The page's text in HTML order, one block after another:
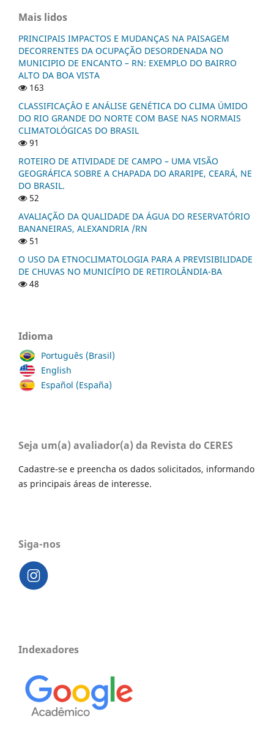
Mais lidos
PRINCIPAIS IMPACTOS E MUDANÇAS NA PAISAGEM
DECORRENTES DA OCUPAÇÃO DESORDENADA NO
MUNICIPIO DE ENCANTO – RN: EXEMPLO DO BAIRRO
ALTO DA BOA VISTA
163
CLASSIFICAÇÂO E ANÁLISE GENÉTICA DO CLIMA ÚMIDO
DO RIO GRANDE DO NORTE COM BASE NAS NORMAIS
CLIMATOLÓGICAS DO BRASIL
91
ROTEIRO DE ATIVIDADE DE CAMPO – UMA VISÃO
GEOGRÁFICA SOBRE A CHAPADA DO ARARIPE, CEARÁ, NE
DO BRASIL.
52
AVALIAÇÃO DA QUALIDADE DA ÁGUA DO RESERVATÓRIO
BANANEIRAS, ALEXANDRIA /RN
51
O USO DA ETNOCLIMATOLOGIA PARA A PREVISIBILIDADE
DE CHUVAS NO MUNICÍPIO DE RETIROLÂNDIA-BA
48
Idioma
Português (Brasil)
English
Español (España)
Seja um(a) avaliador(a) da Revista do CERES
Cadastre-se e preencha os dados solicitados, informando
as principais áreas de interesse.
Siga-nos
Indexadores